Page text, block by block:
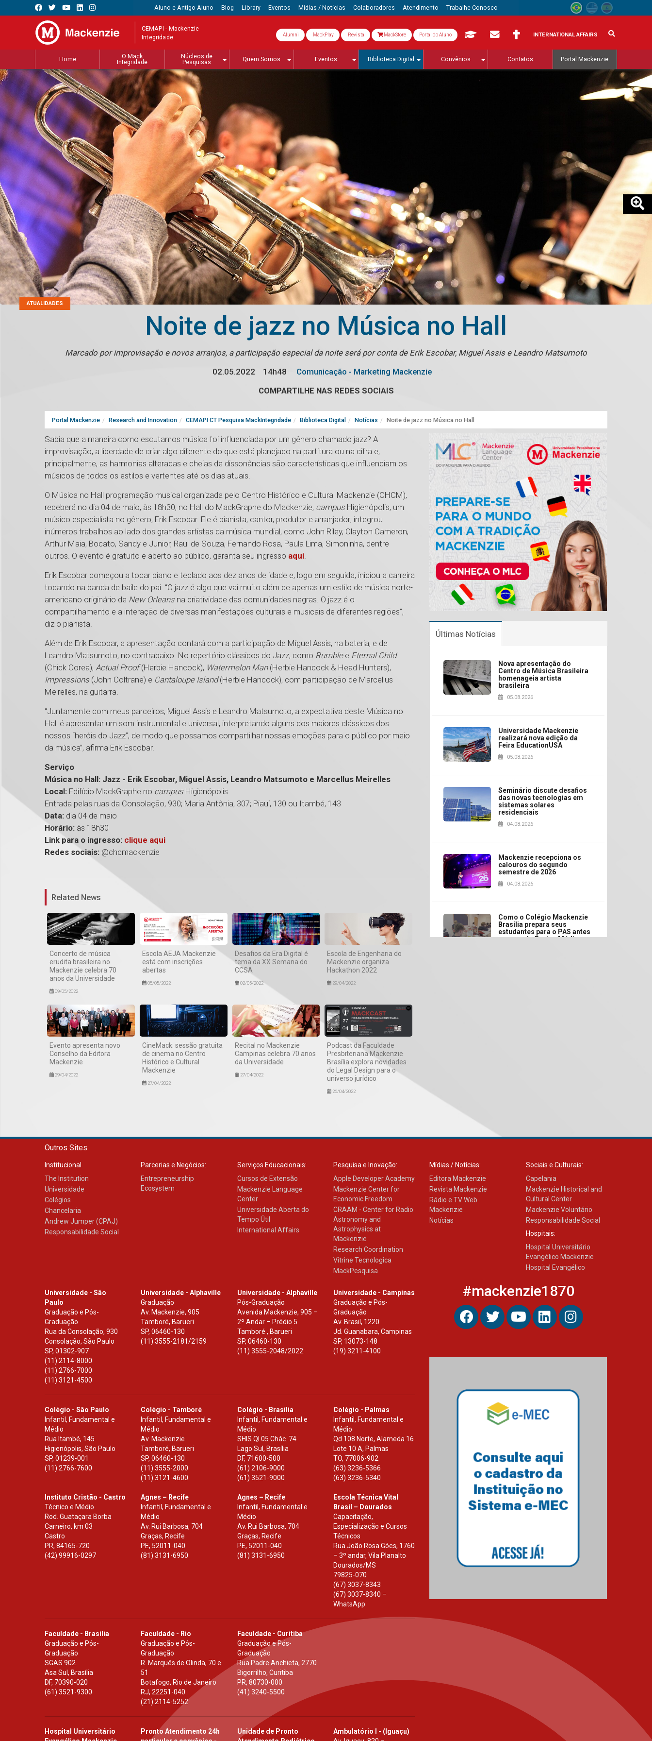
Aluno e Antigo Aluno Blog Library Eventos Mídias / Notícias Colaboradores Atendimento Trabalhe Conosco
CEMAPI - Mackenzie
Integridade Alumni MackPlay Revista MackStore Portal do Aluno INTERNATIONAL AFFAIRS
Home
O Mack
Integridade
Núcleos de
Pesquisas
Quem Somos Eventos Biblioteca Digital Convênios Contatos Portal Mackenzie
ATUALIDADES
Noite de jazz no Música no Hall
Marcado por improvisação e novos arranjos, a participação especial da noite será por conta de Erik Escobar, Miguel Assis e Leandro Matsumoto
02.05.2022
14h48
Comunicação - Marketing Mackenzie
COMPARTILHE NAS REDES SOCIAIS
Portal Mackenzie Research and Innovation CEMAPI CT Pesquisa MackIntegridade Biblioteca Digital Notícias Noite de jazz no Música no Hall
Sabia que a maneira como escutamos música foi influenciada por um gênero chamado jazz? A
improvisação, a liberdade de criar algo diferente do que está planejado na partitura ou na cifra e,
principalmente, as harmonias alteradas e cheias de dissonâncias são características que influenciam os
músicos de todos os estilos e vertentes até os dias atuais.
O Música no Hall programação musical organizada pelo Centro Histórico e Cultural Mackenzie (CHCM),
receberá no dia 04 de maio, às 18h30, no Hall do MackGraphe do Mackenzie, campus Higienópolis, um
músico especialista no gênero, Erik Escobar. Ele é pianista, cantor, produtor e arranjador; integrou
inúmeros trabalhos ao lado dos grandes artistas da música mundial, como John Riley, Clayton Cameron,
Arthur Maia, Bocato, Sandy e Junior, Raul de Souza, Fernando Rosa, Paula Lima, Simoninha, dentre
outros. O evento é gratuito e aberto ao público, garanta seu ingresso aqui.
Erik Escobar começou a tocar piano e teclado aos dez anos de idade e, logo em seguida, iniciou a carreira
tocando na banda de baile do pai. “O jazz é algo que vai muito além de apenas um estilo de música norte-
americano originário de New Orleans na criatividade das comunidades negras. O jazz é o
compartilhamento e a interação de diversas manifestações culturais e musicais de diferentes regiões”,
diz o pianista.
Além de Erik Escobar, a apresentação contará com a participação de Miguel Assis, na bateria, e de
Leandro Matsumoto, no contrabaixo. No repertório clássicos do Jazz, como Rumblee Eternal Child
(Chick Corea), Actual Proof(Herbie Hancock), Watermelon Man(Herbie Hancock & Head Hunters),
Impressions (John Coltrane) e Cantaloupe Island(Herbie Hancock), com participação de Marcellus
Meirelles, na guitarra.
“Juntamente com meus parceiros, Miguel Assis e Leandro Matsumoto, a expectativa deste Música no
Hall é apresentar um som instrumental e universal, interpretando alguns dos maiores clássicos dos
nossos “heróis do Jazz”, de modo que possamos compartilhar nossas emoções para o público por meio
da música”, afirma Erik Escobar.
Serviço
Música no Hall: Jazz - Erik Escobar, Miguel Assis, Leandro Matsumoto e Marcellus Meirelles
Local: Edifício MackGraphe no campus Higienópolis.
Entrada pelas ruas da Consolação, 930; Maria Antônia, 307; Piauí, 130 ou Itambé, 143
Data: dia 04 de maio
Horário: às 18h30
Link para o ingresso: clique aqui
Redes sociais: @chcmackenzie
Related News
Concerto de música
erudita brasileira no
Mackenzie celebra 70
anos da Universidade
09/05/2022
Escola AEJA Mackenzie
está com inscrições
abertas
05/05/2022
Desafios da Era Digital é
tema da XX Semana do
CCSA
02/05/2022
Escola de Engenharia do
Mackenzie organiza
Hackathon 2022
29/04/2022
Evento apresenta novo
Conselho da Editora
Mackenzie
29/04/2022
CineMack: sessão gratuita
de cinema no Centro
Histórico e Cultural
Mackenzie
27/04/2022
Recital no Mackenzie
Campinas celebra 70 anos
da Universidade
27/04/2022
Podcast da Faculdade
Presbiteriana Mackenzie
Brasília explora novidades
do Legal Design para o
universo jurídico
26/04/2022
Últimas Notícias
Nova apresentação do
Centro de Música Brasileira
homenageia artista
brasileira
05.08.2026
Universidade Mackenzie
realizará nova edição da
Feira EducationUSA
05.08.2026
Seminário discute desafios
das novas tecnologias em
sistemas solares
residenciais
04.08.2026
Mackenzie recepciona os
calouros do segundo
semestre de 2026
04.08.2026
Como o Colégio Mackenzie
Brasília prepara seus
estudantes para o PAS antes
mesmo do Ensino Médio
arquitetura contemporânea
Semana Internacional
Mackenzie promove
parcerias internacionais
03.08.2026
Oncologista do HUEM
ressalta importância da
prevenção e diagnóstico
precoce do câncer de
03.08.2026
Outros Sites
Institucional
The Institution
Universidade
Colégios
Chancelaria
Andrew Jumper (CPAJ)
Responsabilidade Social
Parcerias e Negócios:
Entrepreneurship
Ecosystem
Serviços Educacionais:
Cursos de Extensão
Mackenzie Language
Center
Universidade Aberta do
Tempo Útil
International Affairs
Pesquisa e Inovação:
Apple Developer Academy
Mackenzie Center for
Economic Freedom
CRAAM - Center for Radio
Astronomy and
Astrophysics at
Mackenzie
Research Coordination
Vitrine Tecnologica
MackPesquisa
Mídias / Notícias:
Editora Mackenzie
Revista Mackenzie
Rádio e TV Web
Mackenzie
Notícias
Sociais e Culturais:
Capelania
Mackenzie Historical and
Cultural Center
Mackenzie Voluntário
Responsabilidade Social
Hospitais:
Hospital Universitário
Evangélico Mackenzie
Hospital Evangélico
Universidade - São
Paulo
Graduação e Pós-
Graduação
Rua da Consolação, 930
Consolação, São Paulo
SP, 01302-907
(11) 2114-8000
(11) 2766-7000
(11) 3121-4500
Universidade - Alphaville
Graduação
Av. Mackenzie, 905
Tamboré, Barueri
SP,06460-130
(11) 3555-2181/2159
Universidade - Alphaville
Pós-Graduação
Avenida Mackenzie, 905 –
2º Andar – Prédio 5
Tamboré , Barueri
SP, 06460-130
(11) 3555-2048/2022.
Universidade - Campinas
Graduação e Pós-
Graduação
Av. Brasil, 1220
Jd. Guanabara, Campinas
SP, 13073-148
(19) 3211-4100
Colégio - São Paulo
Infantil, Fundamental e
Médio
Rua Itambé, 145
Higienópolis, São Paulo
SP, 01239-001
(11) 2766-7600
Colégio - Tamboré
Infantil, Fundamental e
Médio
Av. Mackenzie
Tamboré, Barueri
SP,06460-130
(11) 3555-2000
(11) 3121-4600
Colégio - Brasília
Infantil, Fundamental e
Médio
SHIS Ql 05 Chác. 74
Lago Sul, Brasília
DF, 71600-500
(61) 2106-9000
(61) 3521-9000
Colégio - Palmas
Infantil, Fundamental e
Médio
Qd.108 Norte, Alameda 16
Lote 10 A, Palmas
TO, 77006-902
(63) 3236-5366
(63) 3236-5340
Instituto Cristão - Castro
Técnico e Médio
Rod. Guataçara Borba
Carneiro, km 03
Castro
PR, 84165-720
(42) 99916-0297
Agnes – Recife
Infantil, Fundamental e
Médio
Av. Rui Barbosa, 704
Graças, Recife
PE, 52011-040
(81) 3131-6950
Agnes – Recife
Infantil, Fundamental e
Médio
Av. Rui Barbosa, 704
Graças, Recife
PE, 52011-040
(81) 3131-6950
Escola Técnica Vital
Brasil – Dourados
Capacitação,
Especialização e Cursos
Técnicos
Rua João Rosa Góes, 1760
– 3º andar, Vila Planalto
Dourados/MS
79825-070
(67) 3037-8343
(67) 3037-8340 –
WhatsApp
Faculdade - Brasília
Graduação e Pós-
Graduação
SGAS 902
Asa Sul, Brasília
DF, 70390-020
(61) 3521-9300
Faculdade - Rio
Graduação e Pós-
Graduação
R. Marquês de Olinda, 70 e
51
Botafogo, Rio de Janeiro
RJ,22251-040
(21) 2114-5252
Faculdade - Curitiba
Graduação e Pós-
Graduação
Rua Padre Anchieta, 2770
Bigorrilho, Curitiba
PR, 80730-000
(41) 3240-5500
Hospital Universitário
Pronto Atendimento 24h
Unidade de Pronto
Ambulatório I - (Iguaçu)
#mackenzie1870